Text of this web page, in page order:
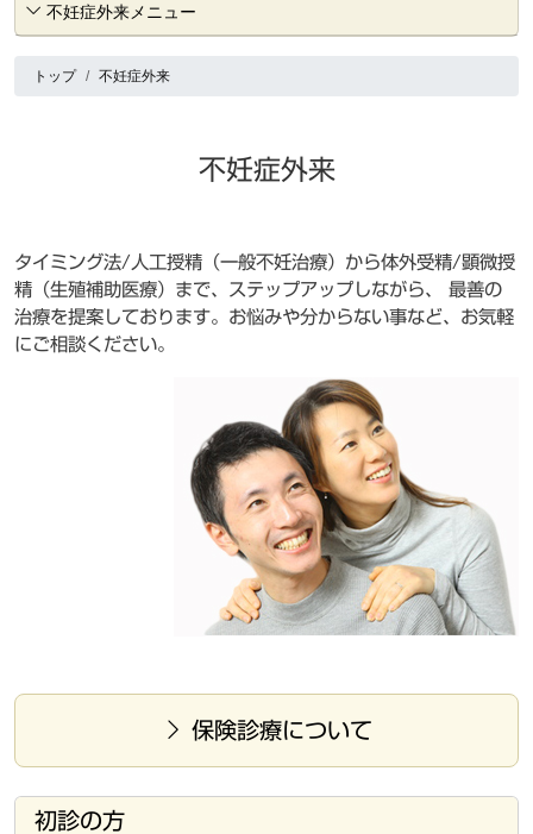
不妊症外来メニュー
トップ 不妊症外来
不妊症外来
タイミング法/人工授精（一般不妊治療）から体外受精/顕微授
精（生殖補助医療）まで、ステップアップしながら、 最善の
治療を提案しております。お悩みや分からない事など、お気軽
にご相談ください。
保険診療について
初診の方